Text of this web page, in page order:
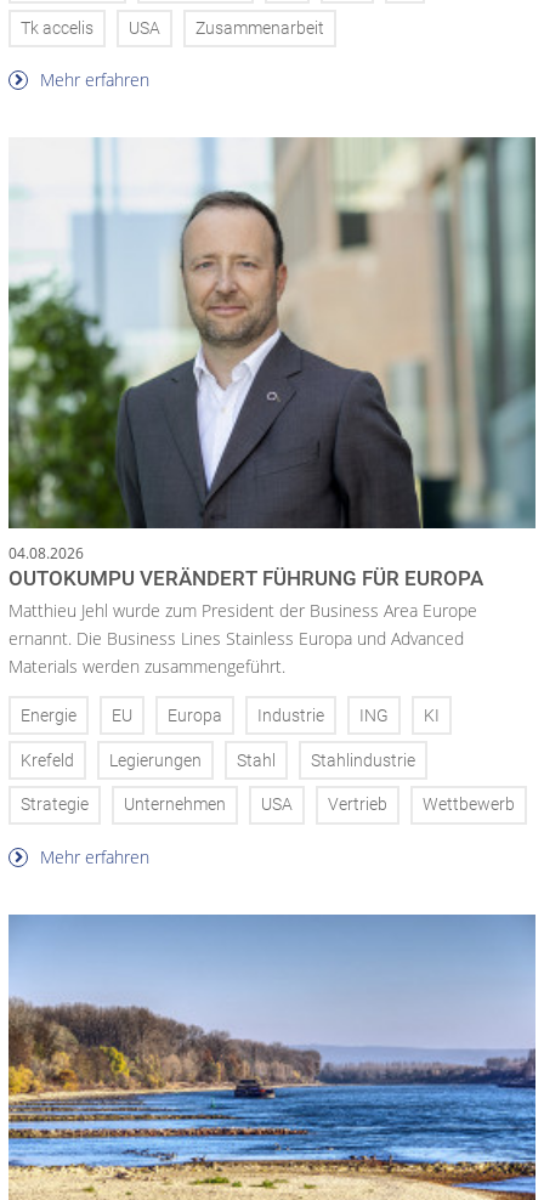
Tk accelis USA Zusammenarbeit
Mehr erfahren
04.08.2026
OUTOKUMPU VERÄNDERT FÜHRUNG FÜR EUROPA
Matthieu Jehl wurde zum President der Business Area Europe
ernannt. Die Business Lines Stainless Europa und Advanced
Materials werden zusammengeführt.
Energie EU Europa Industrie ING KI
Krefeld Legierungen Stahl Stahlindustrie
Strategie Unternehmen USA Vertrieb Wettbewerb
Mehr erfahren